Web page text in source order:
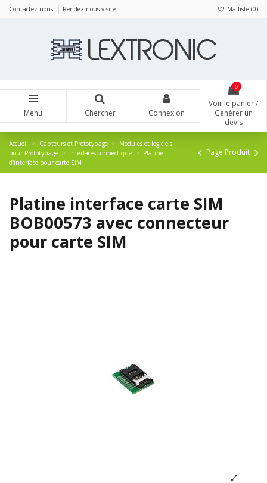
Contactez-nous Rendez-nous visite Ma liste (0)
Menu Chercher Connexion
0
Voir le panier /
Générer un
devis
Accueil Capteurs et Prototypage
Modules et logiciels
pour Prototypage
Interfaces connectique
Platine
d'interface pour carte SIM
Page Produit
Platine interface carte SIM
BOB00573 avec connecteur
pour carte SIM
Panneau de gestion des cookies